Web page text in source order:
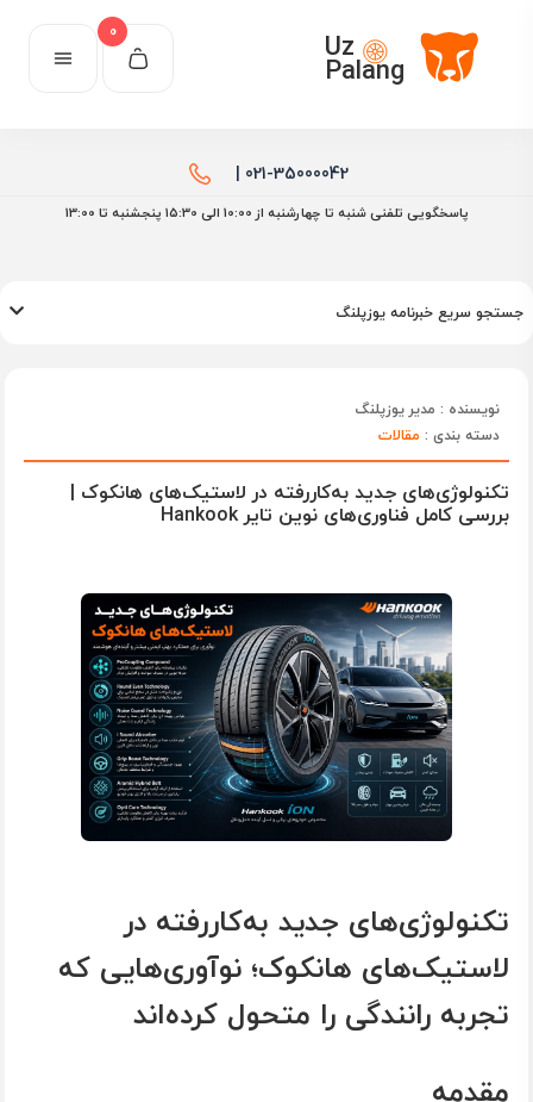
Uz
Palang
0
021-35000042 |
پاسخگویی تلفنی شنبه تا چهارشنبه از 10:00 الی ۱۵:30 پنجشنبه تا 13:00
جستجو سریع خبرنامه یوزپلنگ
نویسنده : مدیر یوزپلنگ
دسته بندی : مقالات
تکنولوژی‌های جدید به‌کاررفته در لاستیک‌های هانکوک |
بررسی کامل فناوری‌های نوین تایر Hankook
تکنولوژی‌های جدید به‌کاررفته در
لاستیک‌های هانکوک؛ نوآوری‌هایی که
تجربه رانندگی را متحول کرده‌اند
مقدمه